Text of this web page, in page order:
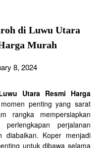
di Luwu Utara
Murah
8, 2024
Utara Resmi Harga
penting yang sarat
rangka mempersiapkan
perjalanan
diabaikan. Koper menjadi
untuk dibawa selama